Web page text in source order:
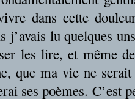
dans cette
j’avais lu quelques
les lire, et même
que ma vie ne
ses poèmes. C’est